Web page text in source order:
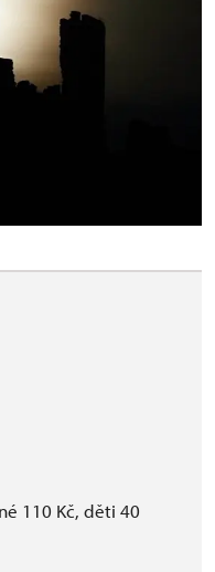
110 Kč, děti 40